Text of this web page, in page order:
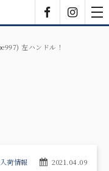
左ハンドル！
2021.04.09
荷情報